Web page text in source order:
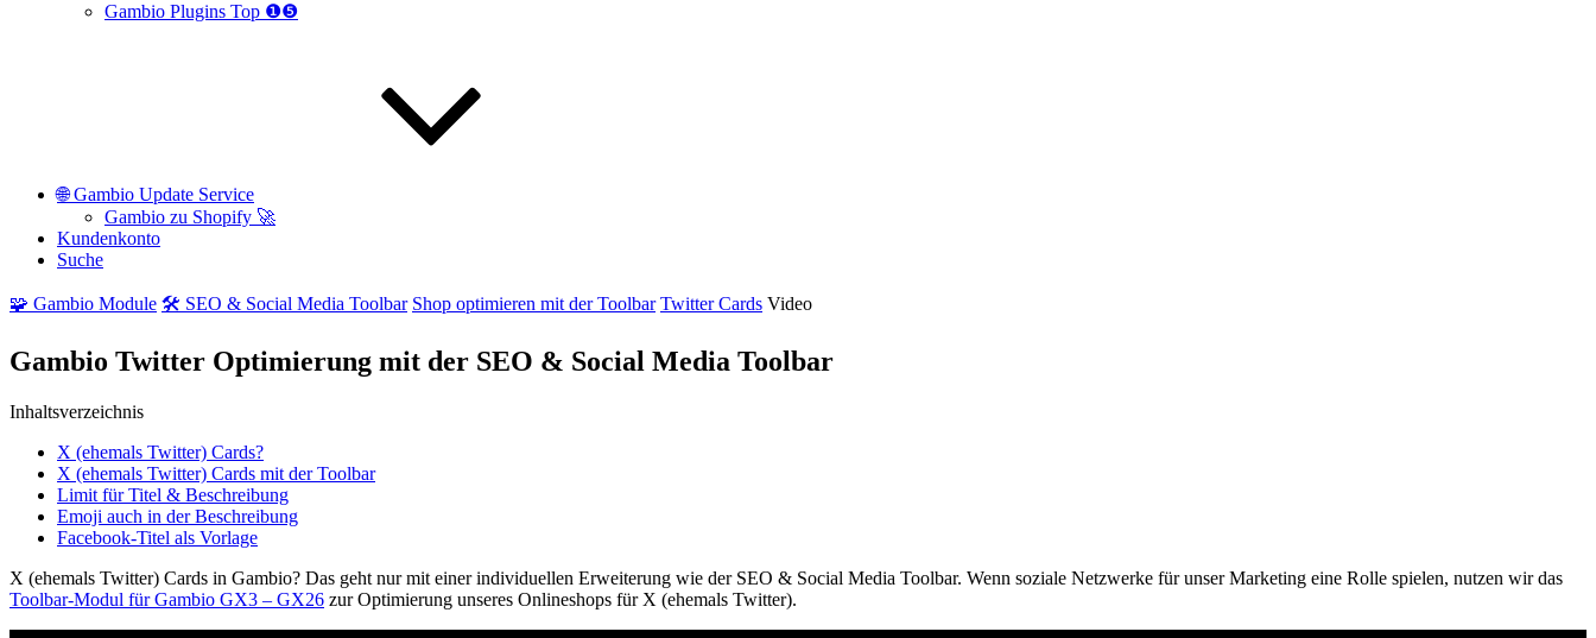
Gambio Plugins Top ❶❺
🌐 Gambio Update Service
Gambio zu Shopify 🚀
Kundenkonto
Suche
🧩 Gambio Module 🛠️ SEO & Social Media Toolbar Shop optimieren mit der Toolbar Twitter Cards Video
Gambio Twitter Optimierung mit der SEO & Social Media Toolbar
Inhaltsverzeichnis
X (ehemals Twitter) Cards?
X (ehemals Twitter) Cards mit der Toolbar
Limit für Titel & Beschreibung
Emoji auch in der Beschreibung
Facebook-Titel als Vorlage
X (ehemals Twitter) Cards in Gambio? Das geht nur mit einer individuellen Erweiterung wie der SEO & Social Media Toolbar. Wenn soziale Netzwerke für unser Marketing eine Rolle spielen, nutzen wir das
Toolbar-Modul für Gambio GX3 – GX26 zur Optimierung unseres Onlineshops für X (ehemals Twitter).